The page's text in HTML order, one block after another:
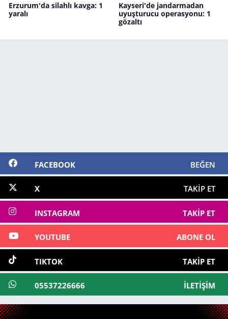
Erzurum'da silahlı kavga: 1
yaralı
Kayseri'de jandarmadan
uyuşturucu operasyonu: 1
gözaltı
FACEBOOK BEĞEN
X TAKIP ET
INSTAGRAM TAKIP ET
YOUTUBE ABONE OL
TIKTOK TAKIP ET
05537226666 İLETIŞIM